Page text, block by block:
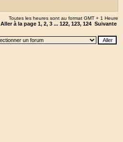
Toutes les heures sont au format GMT + 1 Heure
Aller à la page 1, 2, 3 ... 122, 123, 124 Suivante